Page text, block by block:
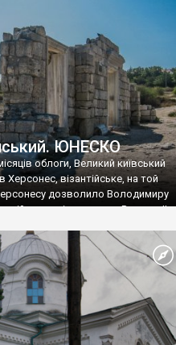
викрадені з фондів об’єкту
«Херсонеса Таврійського».
Візантії», але експерти та
це лише […]
ЮНЕСКО
облоги, Великий київський
візантійське, на той
дозволило Володимиру
імператору Василю ІІ,
став Василем-
Хрещення Русі. На честь
місто […]